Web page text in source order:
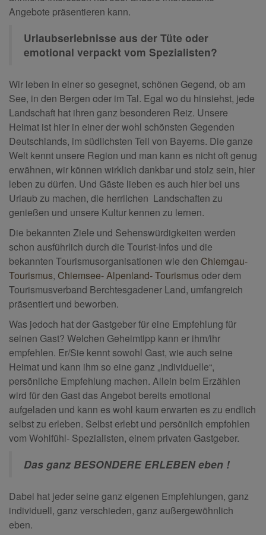
Angebote präsentieren kann.
Urlaubserlebnisse aus der Tüte oder
emotional verpackt vom Spezialisten?
Wir leben in einer so gesegnet, schönen Gegend, ob am
See, in den Bergen oder im Tal. Egal wo du hinsiehst, jede
Landschaft hat ihren ganz besonderen Reiz. Unsere
Heimat ist hier in einer der wohl schönsten Gegenden
Deutschlands, im südlichsten Teil von Bayerns. Die ganze
Welt kennt unsere Region und man kann es nicht oft genug
erwähnen, wir können wirklich dankbar und stolz sein, hier
leben zu dürfen. Und Gäste lieben es auch hier bei uns
Urlaub zu machen, die herrlichen Landschaften zu
genießen und unsere Kultur kennen zu lernen.
Die bekannten Ziele und Sehenswürdigkeiten werden
schon ausführlich durch die Tourist-Infos und die
bekannten Tourismusorganisationen wie den Chiemgau-
Tourismus, Chiemsee- Alpenland- Tourismusoder dem
Tourismusverband Berchtesgadener Land, umfangreich
präsentiert und beworben.
Was jedoch hat der Gastgeber für eine Empfehlung für
seinen Gast? Welchen Geheimtipp kann er ihm/ihr
empfehlen. Er/Sie kennt sowohl Gast, wie auch seine
Heimat und kann ihm so eine ganz „individuelle“,
persönliche Empfehlung machen. Allein beim Erzählen
wird für den Gast das Angebot bereits emotional
aufgeladen und kann es wohl kaum erwarten es zu endlich
selbst zu erleben. Selbst erlebt und persönlich empfohlen
vom Wohlfühl- Spezialisten, einem privaten Gastgeber.
Das ganz BESONDERE ERLEBEN eben !
Dabei hat jeder seine ganz eigenen Empfehlungen, ganz
individuell, ganz verschieden, ganz außergewöhnlich
eben.